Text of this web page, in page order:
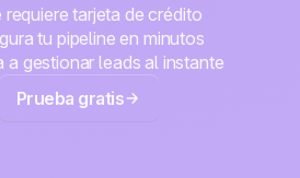
requiere tarjeta de crédito
tu pipeline en minutos
a gestionar leads al instante
Prueba gratis